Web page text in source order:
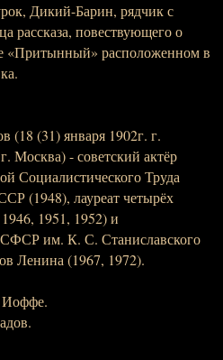
Дикий-Барин, рядчик с
рассказа, повествующего о
«Притынный» расположенном в
(18 (31) января 1902г. г.
Москва) - советский актёр
Социалистического Труда
(1948), лауреат четырёх
1951, 1952) и
им. К. С. Станиславского
Ленина (1967, 1972).
Иоффе.